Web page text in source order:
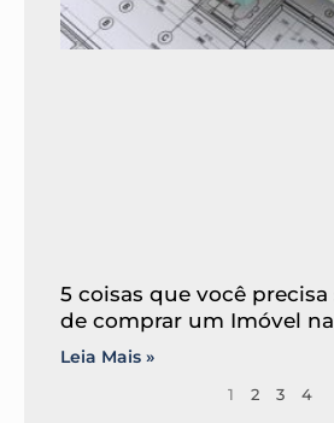
5 coisas que você precisa
de comprar um Imóvel
Leia Mais »
1 2 3 4